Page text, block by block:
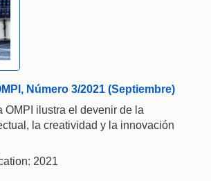
Número 3/2021 (Septiembre)
OMPI ilustra el devenir de la
la creatividad y la innovación
2021